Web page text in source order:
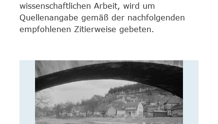
wissenschaftlichen Arbeit, wird um
Quellenangabe gemäß der nachfolgenden
empfohlenen Zitierweise gebeten.